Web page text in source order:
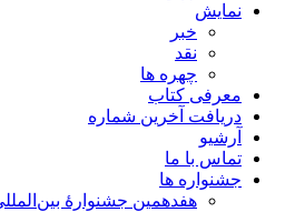
نمایش
خبر
نقد
چهره ها
معرفی کتاب
دریافت آخرین شماره
آرشیو
تماس با ما
جشنواره ها
هفدهمین جشنوارۀ